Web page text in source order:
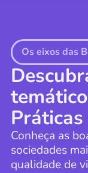
Os eixos das
Práticas
Conheça as
sociedades
qualidade de